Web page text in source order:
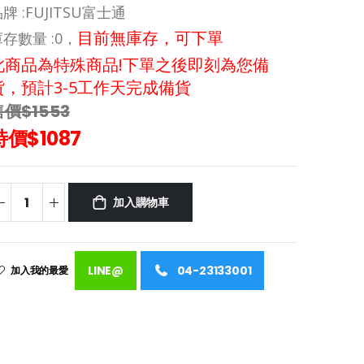
:FUJITSU富士通
數量 :0， 目前無庫存，可下單
商品為特殊商品!下單之後即刻為您備
，預計3-5工作天完成備貨
價$1553
價$1087
加入購物車
加入我的最愛 LINE@ 04-23133001